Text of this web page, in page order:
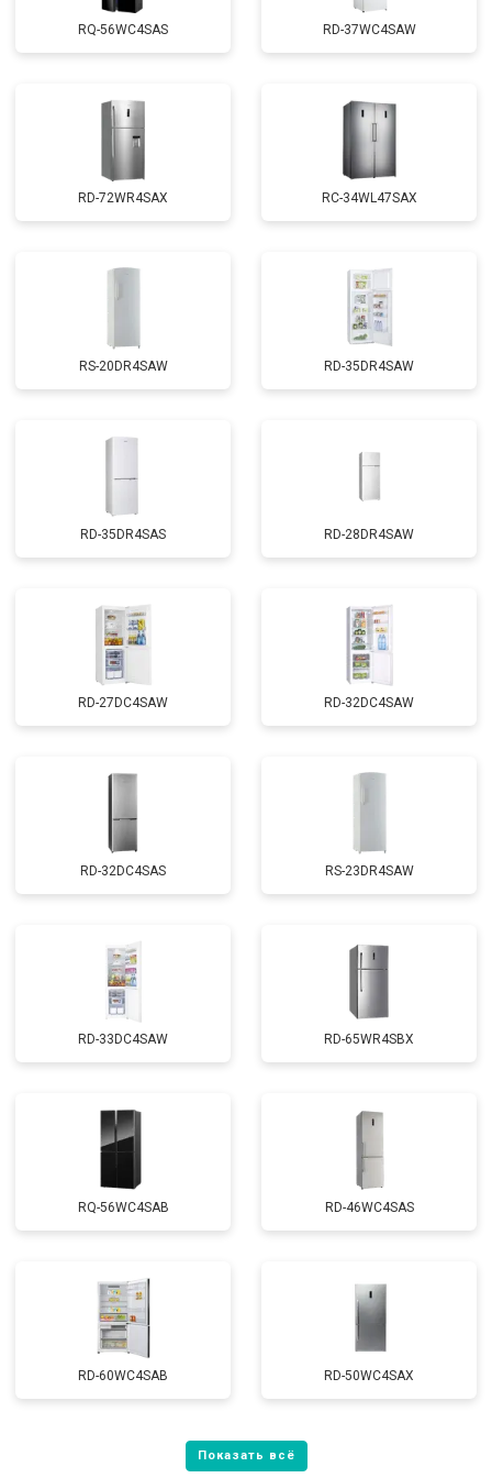
RQ-56WC4SAS RD-37WC4SAW
RD-72WR4SAX RС-34WL47SAX
RS-20DR4SAW RD-35DR4SAW
RD-35DR4SAS RD-28DR4SAW
RD-27DC4SAW RD-32DC4SAW
RD-32DC4SAS RS-23DR4SAW
RD-33DC4SAW RD-65WR4SBX
RQ-56WC4SAB RD-46WC4SAS
RD-60WC4SAB RD-50WC4SAX